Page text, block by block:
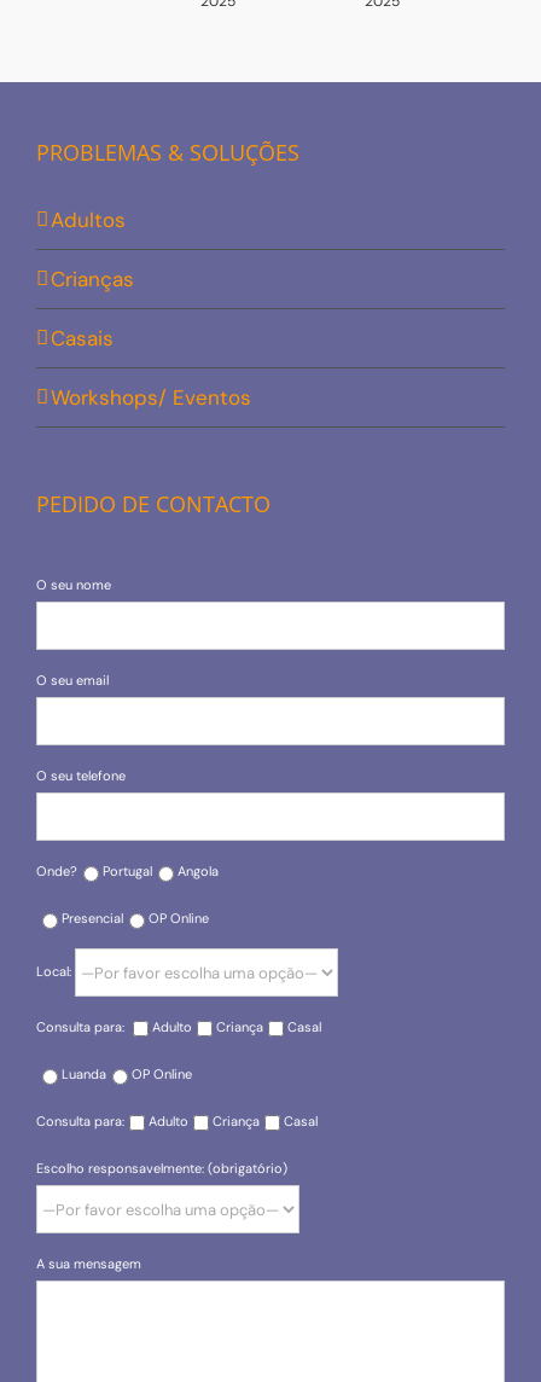
PROBLEMAS & SOLUÇÕES
Adultos
Crianças
Casais
Workshops/ Eventos
PEDIDO DE CONTACTO
O seu nome
O seu email
O seu telefone
Onde? Portugal Angola
Presencial OP Online
Local:
Consulta para: Adulto Criança Casal
Luanda OP Online
Consulta para: Adulto Criança Casal
Escolho responsavelmente: (obrigatório)
A sua mensagem